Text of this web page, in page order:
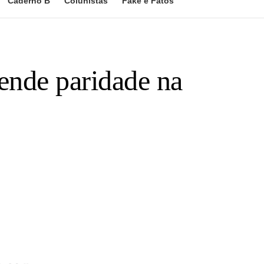
paridade na